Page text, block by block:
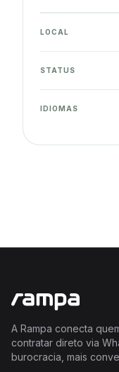
LOCAL
STATUS
IDIOMAS
A Rampa conecta
contratar direto via
burocracia, mais